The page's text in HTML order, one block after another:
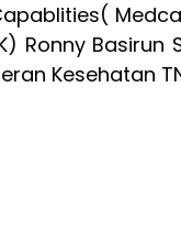
Ronny Basirun
Kesehatan